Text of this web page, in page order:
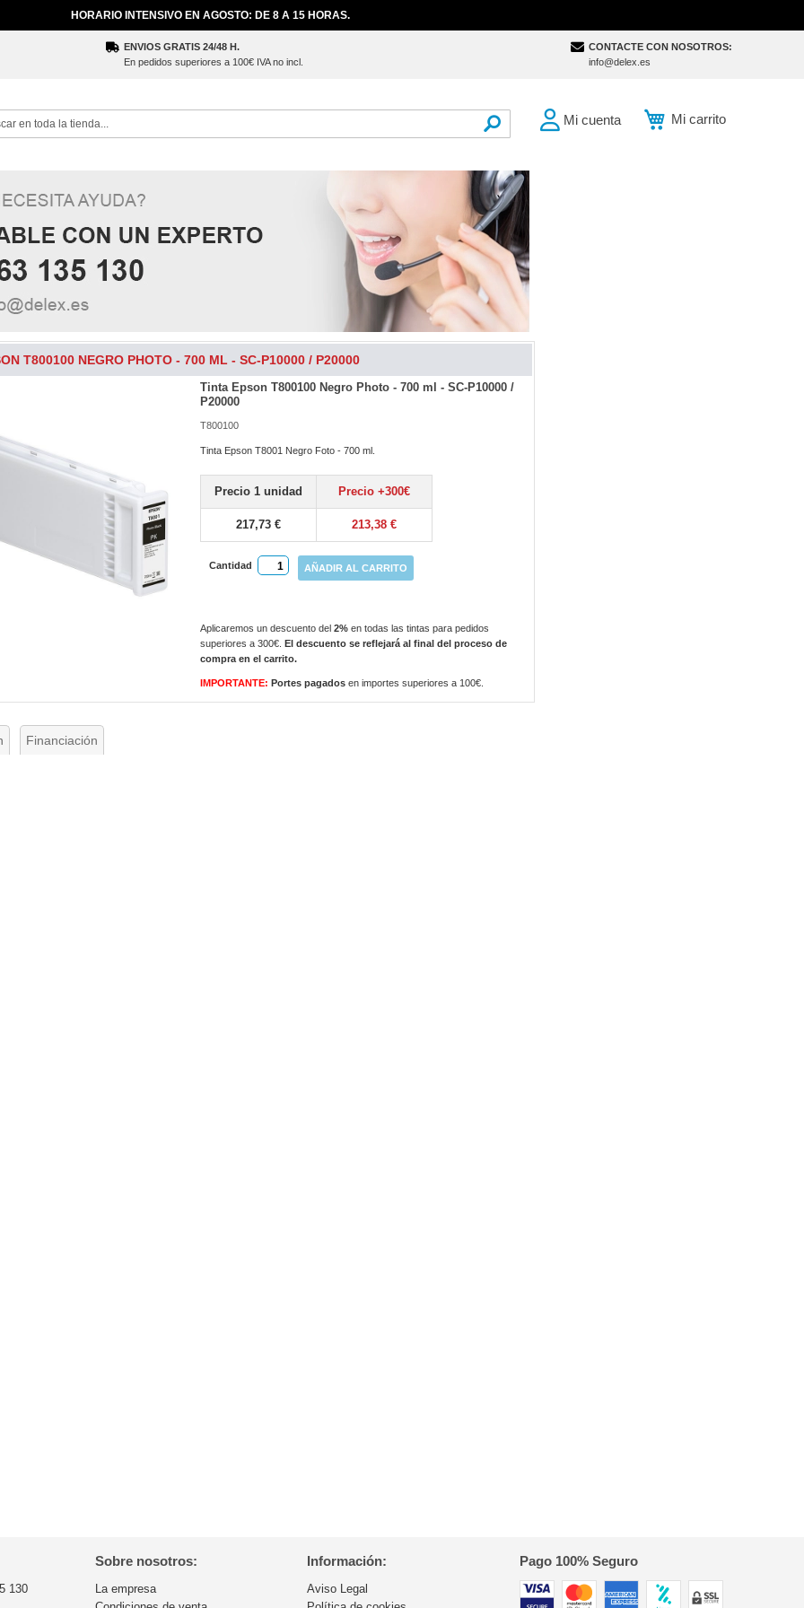
HORARIO INTENSIVO EN AGOSTO: DE 8 A 15 HORAS.
ENVIOS GRATIS 24/48 H.
En pedidos superiores a 100€ IVA no incl.
CONTACTE CON NOSOTROS:
info@delex.es
Mi carrito
Mi cuenta
T800100 NEGRO PHOTO - 700 ML - SC-P10000 / P20000
Tinta Epson T800100 Negro Photo - 700 ml - SC-P10000 /
P20000
T800100
Tinta Epson T8001 Negro Foto - 700 ml.
Precio 1 unidad Precio +300€
217,73 € 213,38 €
Cantidad AÑADIR AL CARRITO
Aplicaremos un descuento del2% en todas las tintas para pedidos
superiores a 300€.El descuento se reflejará al final del proceso de
compra en el carrito.
IMPORTANTE: Portes pagadosen importes superiores a 100€.
Financiación
130
Sobre nosotros:
La empresa
Información:
Aviso Legal
Pago 100% Seguro